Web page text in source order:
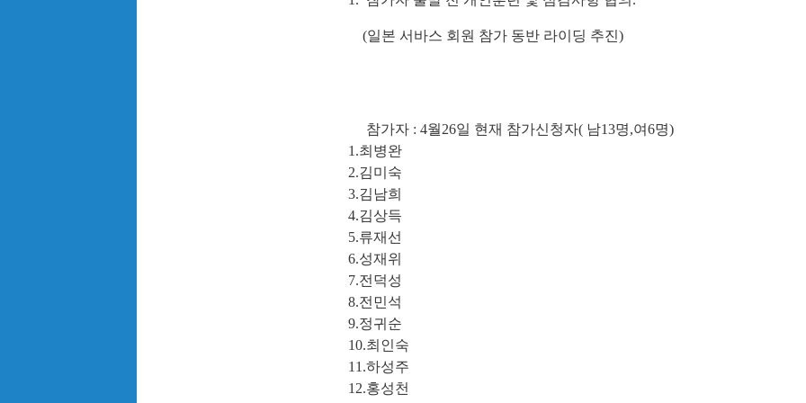
(일본 서바스 회원 참가 동반 라이딩 추진)
참가자 : 4월26일 현재 참가신청자( 남13명,여6명)
1.최병완
2.김미숙
3.김남희
4.김상득
5.류재선
6.성재위
7.전덕성
8.전민석
9.정귀순
10.최인숙
11.하성주
12.홍성천